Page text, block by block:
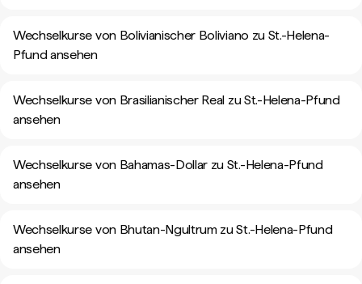
Wechselkurse von Bolivianischer Boliviano zu St.-Helena-
Pfund ansehen
Wechselkurse von Brasilianischer Real zu St.-Helena-Pfund
ansehen
Wechselkurse von Bahamas-Dollar zu St.-Helena-Pfund
ansehen
Wechselkurse von Bhutan-Ngultrum zu St.-Helena-Pfund
ansehen